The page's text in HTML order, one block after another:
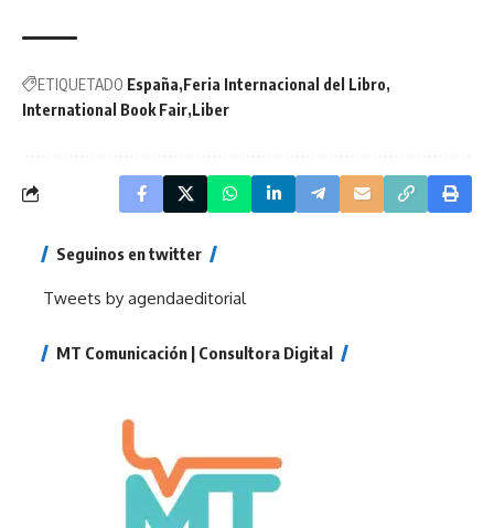
ETIQUETADO España Feria Internacional del Libro
International Book Fair Liber
Seguinos en twitter
Tweets by agendaeditorial
MT Comunicación | Consultora Digital